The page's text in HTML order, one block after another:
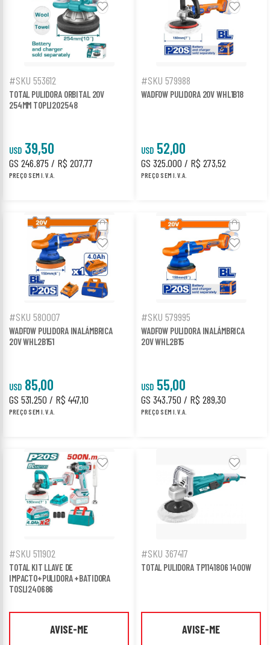
#SKU 553612
TOTAL PULIDORA ORBITAL 20V
254MM TOPLI202548
USD 39,50
GS 246.875 / R$ 207,77
PREÇO SEM I.V.A.
#SKU 579988
WADFOW PULIDORA 20V WHL1B18
USD 52,00
GS 325.000 / R$ 273,52
PREÇO SEM I.V.A.
#SKU 580007
WADFOW PULIDORA INALÁMBRICA
20V WHL2B151
USD 85,00
GS 531.250 / R$ 447,10
PREÇO SEM I.V.A.
#SKU 579995
WADFOW PULIDORA INALÁMBRICA
20V WHL2B15
USD 55,00
GS 343.750 / R$ 289,30
PREÇO SEM I.V.A.
#SKU 511902
TOTAL KIT LLAVE DE
IMPACTO+PULIDORA +BATIDORA
TOSLI240686
AVISE-ME
#SKU 367417
TOTAL PULIDORA TP1141806 1400W
AVISE-ME